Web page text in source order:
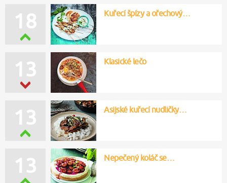
18 Kuřecí špízy a ořechový…
13 Klasické lečo
13 Asijské kuřecí nudličky…
13 Nepečený koláč se…